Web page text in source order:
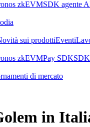
zkEVMSDK agente
sui prodottiEventi
zkEVMPay SDK
di mercato
in